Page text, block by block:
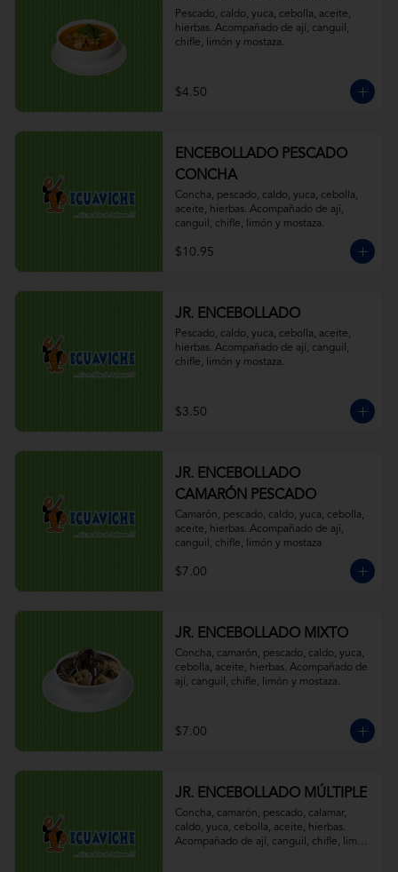
Pescado, caldo, yuca, cebolla, aceite,
hierbas. Acompañado de ají, canguil,
chifle, limón y mostaza.
$4.50
ENCEBOLLADO PESCADO
CONCHA
Concha, pescado, caldo, yuca, cebolla,
aceite, hierbas. Acompañado de ají,
canguil, chifle, limón y mostaza.
$10.95
JR. ENCEBOLLADO
Pescado, caldo, yuca, cebolla, aceite,
hierbas. Acompañado de ají, canguil,
chifle, limón y mostaza.
$3.50
JR. ENCEBOLLADO
CAMARÓN PESCADO
Camarón, pescado, caldo, yuca, cebolla,
aceite, hierbas. Acompañado de ají,
canguil, chifle, limón y mostaza
$7.00
JR. ENCEBOLLADO MIXTO
Concha, camarón, pescado, caldo, yuca,
cebolla, aceite, hierbas. Acompañado de
ají, canguil, chifle, limón y mostaza.
$7.00
JR. ENCEBOLLADO MÚLTIPLE
Concha, camarón, pescado, calamar,
caldo, yuca, cebolla, aceite, hierbas.
Acompañado de ají, canguil, chifle, limón